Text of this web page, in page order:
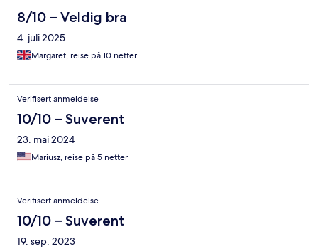
8/10 – Veldig bra
4. juli 2025
Margaret, reise på 10 netter
Verifisert anmeldelse
10/10 – Suverent
23. mai 2024
Mariusz, reise på 5 netter
Verifisert anmeldelse
10/10 – Suverent
19. sep. 2023